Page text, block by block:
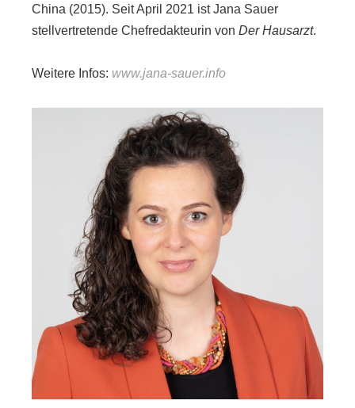
China (2015). Seit April 2021 ist Jana Sauer
stellvertretende Chefredakteurin von Der Hausarzt.
Weitere Infos: www.jana-sauer.info